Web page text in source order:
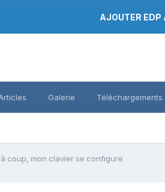
AJOUTER EDP
Galerie Téléchargements
coup, mon clavier se configure